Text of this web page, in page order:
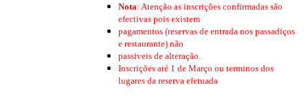
Nota: Atenção as inscrições confirmadas são
efectivas pois existem
pagamentos (reservas de entrada nos passadiços
e restaurante) não
passiveis de alteração.
Inscrições até 1 de Março ou terminos dos
lugares da reserva efetuada